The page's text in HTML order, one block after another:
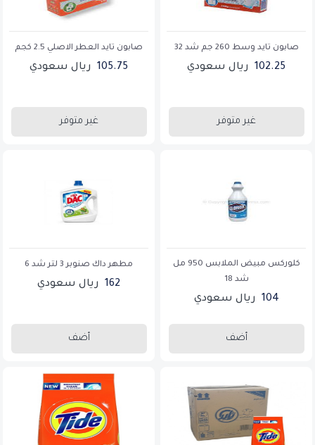
صابون تايد وسط 260 جم شد 32
102.25 ريال سعودي
غير متوفر
صابون تايد العطر الاصلي 2.5 كجم
105.75 ريال سعودي
غير متوفر
كلوركس مبيض الملابس 950 مل
شد 18
104 ريال سعودي
أضف
مطهر داك صنوبر 3 لتر شد 6
162 ريال سعودي
أضف